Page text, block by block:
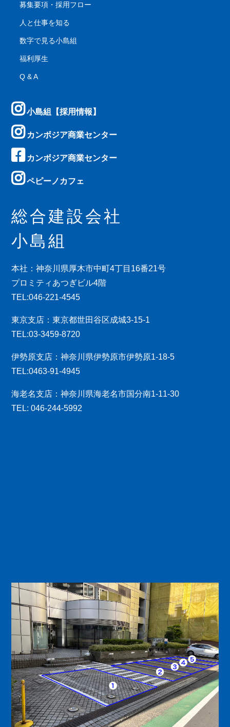
募集要項・採用フロー
人と仕事を知る
数字で見る小島組
福利厚生
Q & A
小島組【採用情報】
カンボジア商業センター
カンボジア商業センター
ペピーノカフェ
総合建設会社
小島組
本社：神奈川県厚木市中町4丁目16番21号
プロミティあつぎビル4階
TEL:046-221-4545
東京支店：東京都世田谷区成城3-15-1
TEL:03-3459-8720
伊勢原支店：神奈川県伊勢原市伊勢原1-18-5
TEL:0463-91-4945
海老名支店：神奈川県海老名市国分南1-11-30
TEL: 046-244-5992